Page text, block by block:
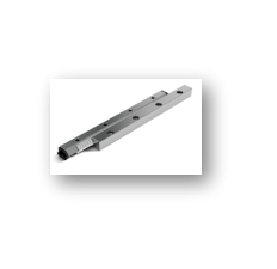
毫米直徑，且壁厚在微米級範